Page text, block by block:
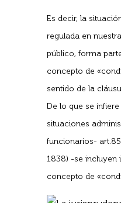
Es decir, la
regulada en
público, forma
concepto de
sentido de la
De lo que se
situaciones
funcionarios- art.85
1838) -se incluyen
concepto de